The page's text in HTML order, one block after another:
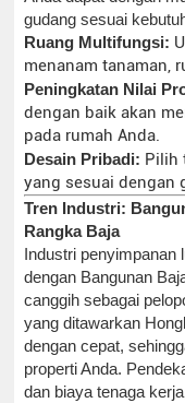
gudang sesuai
Ruang Multifungsi:
menanam tanaman,
Peningkatan Nilai
dengan baik akan
pada rumah Anda.
Desain Pribadi: Pilih
yang sesuai dengan
Tren Industri:
Rangka Baja
Industri penyimpanan
dengan Bangunan
canggih sebagai
yang ditawarkan
dengan cepat,
properti Anda.
dan biaya tenaga